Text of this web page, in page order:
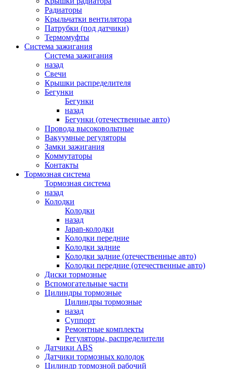
Радиаторы
Крыльчатки вентилятора
Патрубки (под датчики)
Термомуфты
Система зажигания
Система зажигания
назад
Свечи
Крышки распределителя
Бегунки
Бегунки
назад
Бегунки (отечественные авто)
Провода высоковольтные
Вакуумные регуляторы
Замки зажигания
Коммутаторы
Контакты
Тормозная система
Тормозная система
назад
Колодки
Колодки
назад
Japan-колодки
Колодки передние
Колодки задние
Колодки задние (отечественные авто)
Колодки передние (отечественные авто)
Диски тормозные
Вспомогательные части
Цилиндры тормозные
Цилиндры тормозные
назад
Суппорт
Ремонтные комплекты
Регуляторы, распределители
Датчики ABS
Датчики тормозных колодок
Цилиндр тормозной рабочий